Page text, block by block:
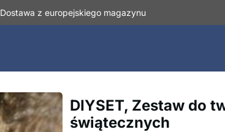
Dostawa z europejskiego magazynu
DIYSET, Zestaw do
świątecznych